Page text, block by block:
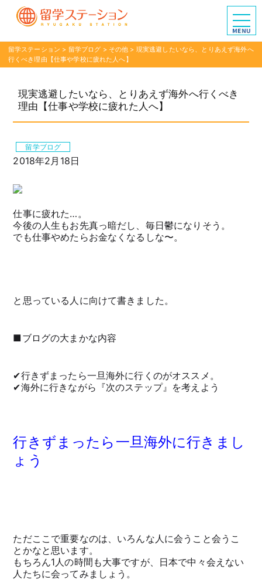
留学ステーション > 留学ブログ > その他 > 現実逃避したいなら、とりあえず海外へ
行くべき理由【仕事や学校に疲れた人へ】
現実逃避したいなら、とりあえず海外へ行くべき
理由【仕事や学校に疲れた人へ】
留学ブログ
2018年2月18日
仕事に疲れた…。
今後の人生もお先真っ暗だし、毎日鬱になりそう。
でも仕事やめたらお金なくなるしな〜。
と思っている人に向けて書きました。
■ブログの大まかな内容
✔︎行きずまったら一旦海外に行くのがオススメ。
✔︎海外に行きながら『次のステップ』を考えよう
行きずまったら一旦海外に行きまし
ょう
ただここで重要なのは、いろんな人に会うこと会うこ
とかなと思います。
もちろん1人の時間も大事ですが、日本で中々会えない
人たちに会ってみましょう。